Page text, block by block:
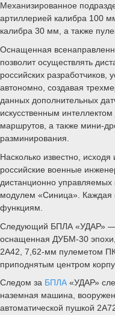
Механизированное
артиллерией калибра 100
калибра 30 мм, а также
Оснащенная
позволит осуществлять
российских разработчиков,
автономно, создавая
данных дополнительных
искусственным
маршрутов, а также мини-
разминирования.
Насколько известно, исходя
российские военные
дистанционно
модулем «Синица». Каждая
функциям.
Следующий БПЛА «УДАР» —
оснащенная ДУБМ-30
2А42, 7,62-мм пулеметом
приподнятым центром
Следом за БПЛА«УДАР»
наземная машина,
автоматической пушкой